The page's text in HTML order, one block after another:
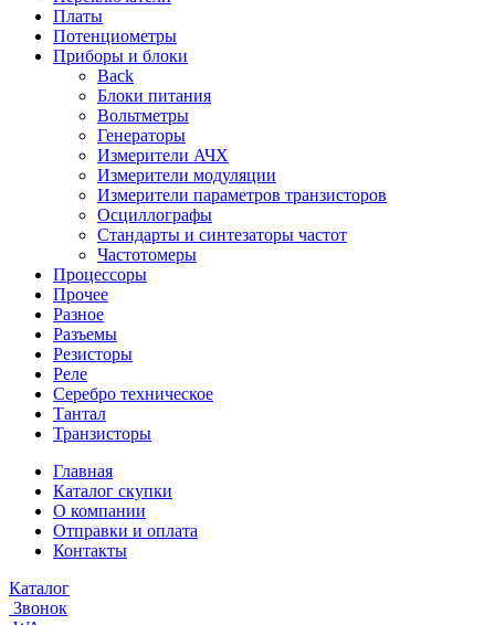
Платы
Потенциометры
Приборы и блоки
Back
Блоки питания
Вольтметры
Генераторы
Измерители АЧХ
Измерители модуляции
Измерители параметров транзисторов
Осциллографы
Стандарты и синтезаторы частот
Частотомеры
Процессоры
Прочее
Разное
Разъемы
Резисторы
Реле
Серебро техническое
Тантал
Транзисторы
Главная
Каталог скупки
О компании
Отправки и оплата
Контакты
Каталог
Звонок